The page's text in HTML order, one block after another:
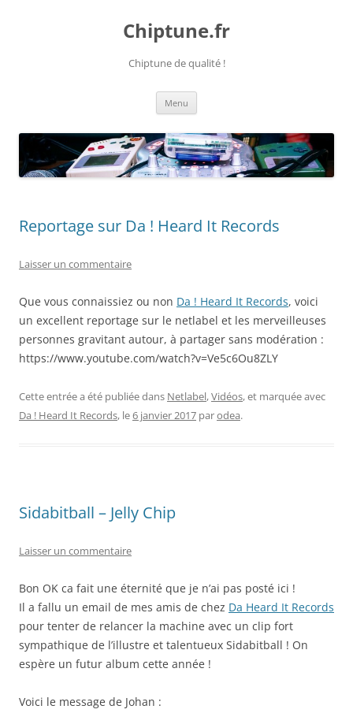
Chiptune.fr
Chiptune de qualité !
Menu
Reportage sur Da ! Heard It Records
Laisser un commentaire
Que vous connaissiez ou non Da ! Heard It Records, voici
un excellent reportage sur le netlabel et les merveilleuses
personnes gravitant autour, à partager sans modération :
https://www.youtube.com/watch?v=Ve5c6Ou8ZLY
Cette entrée a été publiée dans Netlabel,Vidéos, et marquée avec
Da ! Heard It Records, le6 janvier 2017 parodea.
Sidabitball – Jelly Chip
Laisser un commentaire
Bon OK ca fait une éternité que je n’ai pas posté ici !
Il a fallu un email de mes amis de chez Da Heard It Records
pour tenter de relancer la machine avec un clip fort
sympathique de l’illustre et talentueux Sidabitball ! On
espère un futur album cette année !
Voici le message de Johan :